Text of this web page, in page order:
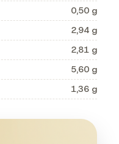
0,50 g
2,94 g
2,81 g
5,60 g
1,36 g